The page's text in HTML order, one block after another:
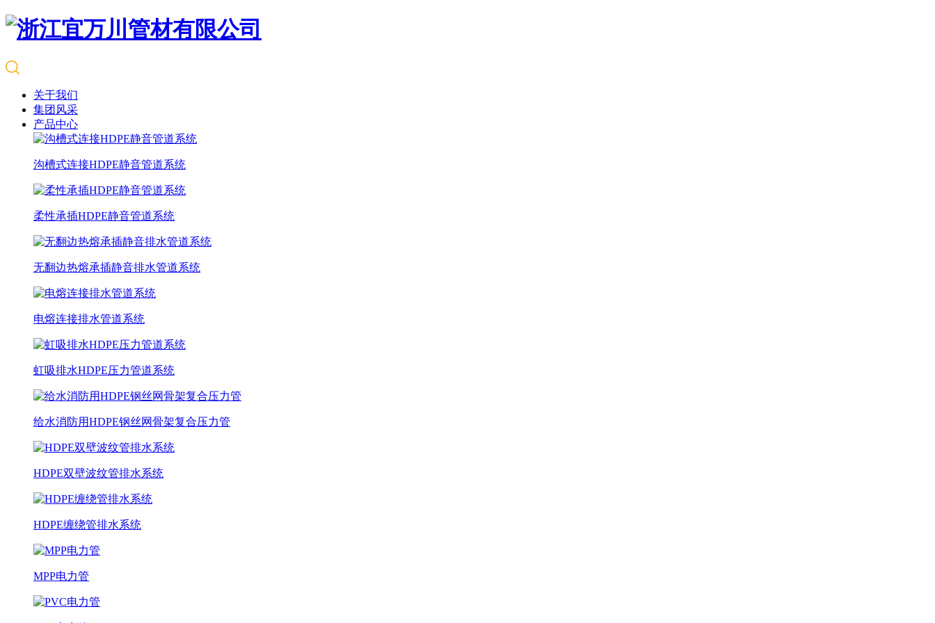
关于我们
集团风采
产品中心
沟槽式连接HDPE静音管道系统
柔性承插HDPE静音管道系统
无翻边热熔承插静音排水管道系统
电熔连接排水管道系统
虹吸排水HDPE压力管道系统
给水消防用HDPE钢丝网骨架复合压力管
HDPE双壁波纹管排水系统
HDPE缠绕管排水系统
MPP电力管